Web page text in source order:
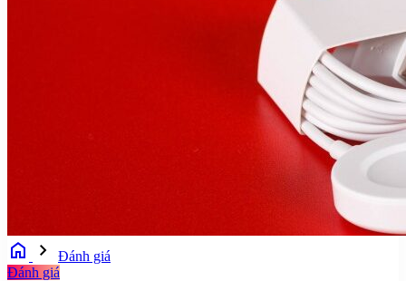
home chevron_right
Đánh giá
Đánh giá